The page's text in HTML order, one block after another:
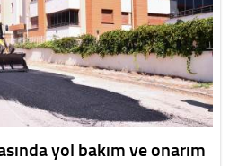
yol bakım ve onarım